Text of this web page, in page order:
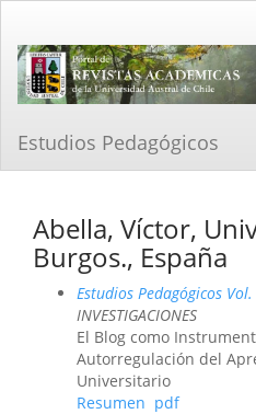
Contenido
principal
Barra
Estudios Pedagógicos
Abella, Víctor,
Burgos., España
Estudios Pedagógicos
INVESTIGACIONES
El Blog como
Autorregulación del
Universitario
Resumen pdf